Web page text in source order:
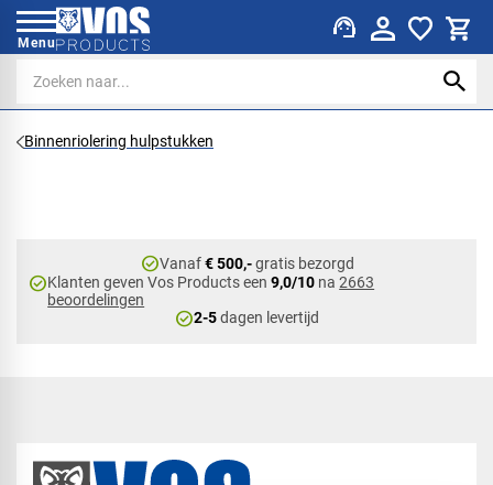
Menu support_agent
Binnenriolering hulpstukken
check_circleVanaf€ 500,-gratis bezorgd
check_circleKlanten geven Vos Products een9,0/10 na2663
beoordelingen
check_circle2-5dagen levertijd